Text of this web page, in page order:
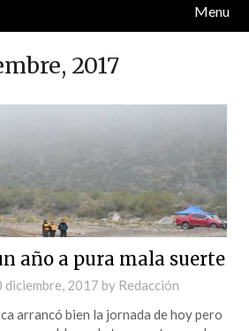
Menu
2017
año a pura mala suerte
diciembre, 2017 by Redacción
arrancó bien la jornada de hoy pero